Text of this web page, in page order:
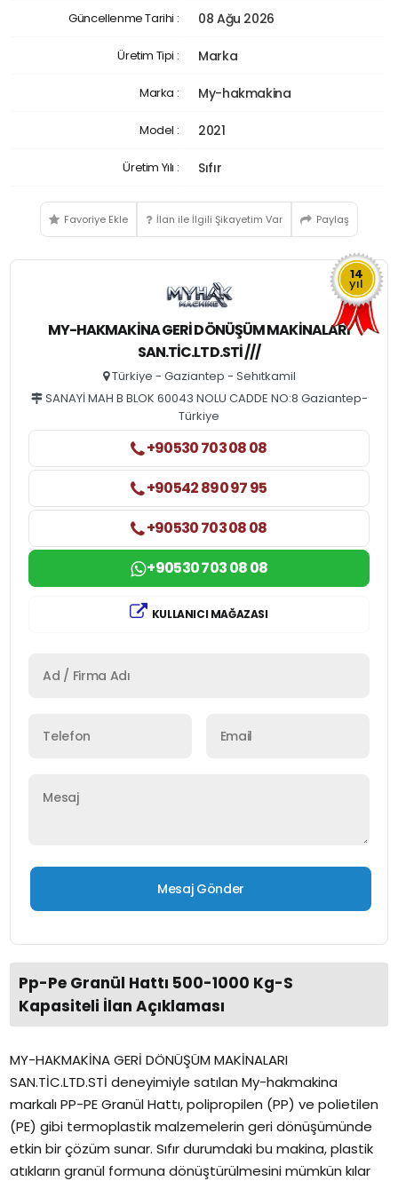
Güncellenme Tarihi : 08 Ağu 2026
Üretim Tipi : Marka
Marka : My-hakmakina
Model : 2021
Üretim Yılı : Sıfır
Favoriye Ekle İlan ile İlgili Şikayetim Var Paylaş
14
yıl
MY-HAKMAKİNA GERİ DÖNÜŞÜM MAKİNALARI
SAN.TİC.LTD.STİ ///
Türkiye - Gaziantep - Sehıtkamil
SANAYİ MAH B BLOK 60043 NOLU CADDE NO:8 Gaziantep-
Türkiye
+90530 703 08 08
+90542 890 97 95
+90530 703 08 08
+90530 703 08 08
KULLANICI MAĞAZASI
Pp-Pe Granül Hattı 500-1000 Kg-S
Kapasiteli İlan Açıklaması
MY-HAKMAKİNA GERİ DÖNÜŞÜM MAKİNALARI
SAN.TİC.LTD.STİ deneyimiyle satılan My-hakmakina
markalı PP-PE Granül Hattı, polipropilen (PP) ve polietilen
(PE) gibi termoplastik malzemelerin geri dönüşümünde
etkin bir çözüm sunar. Sıfır durumdaki bu makina, plastik
atıkların granül formuna dönüştürülmesini mümkün kılar